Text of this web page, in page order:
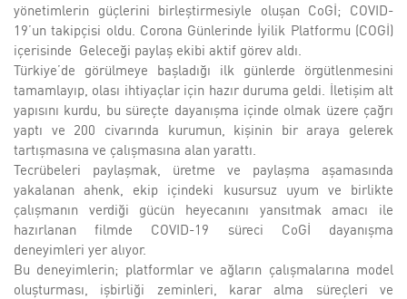
yönetimlerin güçlerini birleştirmesiyle oluşan CoGİ; COVID-
19’un takipçisi oldu. Corona Günlerinde İyilik Platformu (COGİ)
içerisinde Geleceği paylaş ekibi aktif görev aldı.
Türkiye’de görülmeye başladığı ilk günlerde örgütlenmesini
tamamlayıp, olası ihtiyaçlar için hazır duruma geldi. İletişim alt
yapısını kurdu, bu süreçte dayanışma içinde olmak üzere çağrı
yaptı ve 200 civarında kurumun, kişinin bir araya gelerek
tartışmasına ve çalışmasına alan yarattı.
Tecrübeleri paylaşmak, üretme ve paylaşma aşamasında
yakalanan ahenk, ekip içindeki kusursuz uyum ve birlikte
çalışmanın verdiği gücün heyecanını yansıtmak amacı ile
hazırlanan filmde COVID-19 süreci CoGİ dayanışma
deneyimleri yer alıyor.
Bu deneyimlerin; platformlar ve ağların çalışmalarına model
oluşturması, işbirliği zeminleri, karar alma süreçleri ve